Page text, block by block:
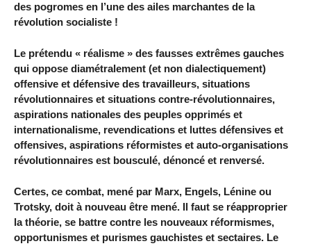
des pogromes en l’une des ailes marchantes de la
révolution socialiste !
Le prétendu « réalisme » des fausses extrêmes gauches
qui oppose diamétralement (et non dialectiquement)
offensive et défensive des travailleurs, situations
révolutionnaires et situations contre-révolutionnaires,
aspirations nationales des peuples opprimés et
internationalisme, revendications et luttes défensives et
offensives, aspirations réformistes et auto-organisations
révolutionnaires est bousculé, dénoncé et renversé.
Certes, ce combat, mené par Marx, Engels, Lénine ou
Trotsky, doit à nouveau être mené. Il faut se réapproprier
la théorie, se battre contre les nouveaux réformismes,
opportunismes et purismes gauchistes et sectaires. Le